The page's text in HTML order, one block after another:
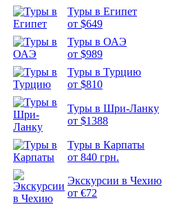
Туры в Египет
от $649
Туры в ОАЭ
от $989
Туры в Турцию
от $810
Туры в Шри-Ланку
от $1388
Туры в Карпаты
от 840 грн.
Экскурсии в Чехию
от €72